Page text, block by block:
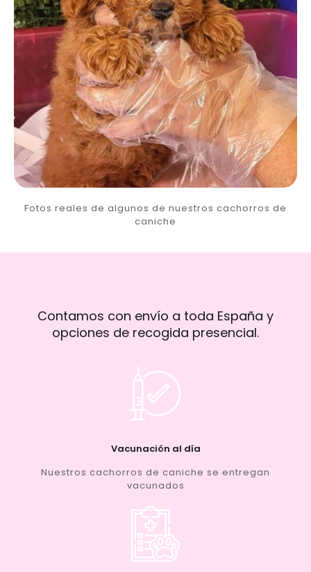
Fotos reales de algunos de nuestros cachorros de
caniche
Contamos con envío a toda España y
opciones de recogida presencial.
Vacunación al día
Nuestros cachorros de caniche se entregan
vacunados